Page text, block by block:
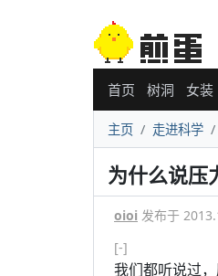
首页 树洞 女装
主页 走进科学
为什么说压
oioi 发布于
[-]
我们都听说过